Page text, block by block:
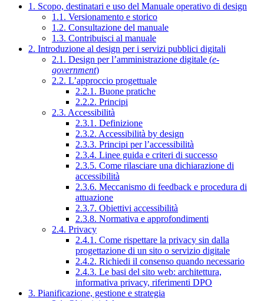
1. Scopo, destinatari e uso del Manuale operativo di design
1.1. Versionamento e storico
1.2. Consultazione del manuale
1.3. Contribuisci al manuale
2. Introduzione al design per i servizi pubblici digitali
2.1. Design per l’amministrazione digitale (e-
government)
2.2. L’approccio progettuale
2.2.1. Buone pratiche
2.2.2. Principi
2.3. Accessibilità
2.3.1. Definizione
2.3.2. Accessibilità by design
2.3.3. Principi per l’accessibilità
2.3.4. Linee guida e criteri di successo
2.3.5. Come rilasciare una dichiarazione di
accessibilità
2.3.6. Meccanismo di feedback e procedura di
attuazione
2.3.7. Obiettivi accessibilità
2.3.8. Normativa e approfondimenti
2.4. Privacy
2.4.1. Come rispettare la privacy sin dalla
progettazione di un sito o servizio digitale
2.4.2. Richiedi il consenso quando necessario
2.4.3. Le basi del sito web: architettura,
informativa privacy, riferimenti DPO
3. Pianificazione, gestione e strategia